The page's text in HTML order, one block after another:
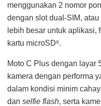
menggunakan 2 nomor
dengan slot dual-SIM,
lebih besar untuk aplikasi,
kartu microSD8.
Moto C Plus dengan layar
kamera dengan performa
dalam kondisi minim
dan selfie flash, serta